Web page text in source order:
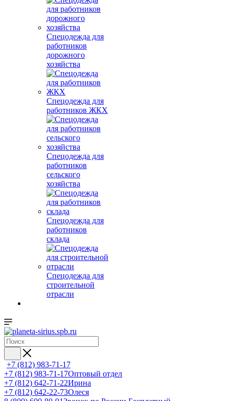
Спецодежда для
работников
дорожного
хозяйства
Спецодежда для
работников ЖКХ
Спецодежда для
работников
сельского
хозяйства
Спецодежда для
работников
склада
Спецодежда для
строительной
отрасли
+7 (812) 983-71-17
+7 (812) 983-71-17Оптовый отдел
+7 (812) 642-71-22Ирина
+7 (812) 642-22-73Олеся